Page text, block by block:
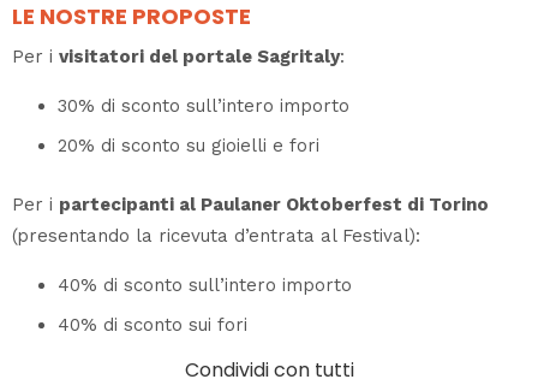
LE NOSTRE PROPOSTE
Per i visitatori del portale Sagritaly:
30% di sconto sull’intero importo
20% di sconto su gioielli e fori
Per i partecipanti al Paulaner Oktoberfest di Torino
(presentando la ricevuta d’entrata al Festival):
40% di sconto sull’intero importo
40% di sconto sui fori
Condividi con tutti